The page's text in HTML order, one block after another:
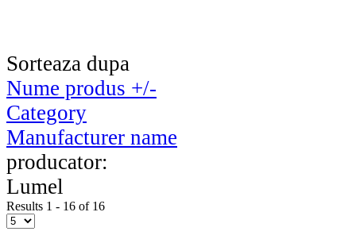
Sorteaza dupa
Nume produs +/-
Category
Manufacturer name
producator:
Lumel
Results 1 - 16 of 16